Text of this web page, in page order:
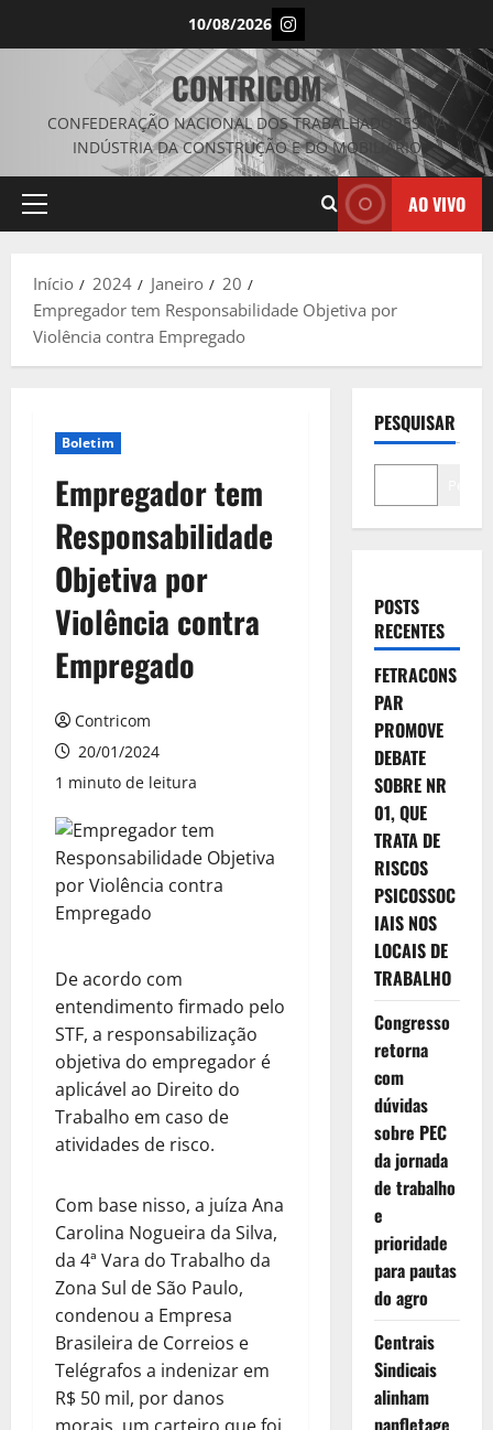
10/08/2026 Instagram
CONTRICOM
CONFEDERAÇÃO NACIONAL DOS TRABALHADORES NA
INDÚSTRIA DA CONSTRUÇÃO E DO MOBILIÁRIO
Menu
AO VIVO
Início 2024 Janeiro
20
Empregador tem Responsabilidade Objetiva por
Violência contra Empregado
Boletim
Empregador tem
Responsabilidade
Objetiva por
Violência contra
Empregado
Contricom
20/01/2024
1 minuto de leitura
De acordo com
entendimento firmado pelo
STF, a responsabilização
objetiva do empregador é
aplicável ao Direito do
Trabalho em caso de
atividades de risco.
Com base nisso, a juíza Ana
Carolina Nogueira da Silva,
da 4ª Vara do Trabalho da
Zona Sul de São Paulo,
condenou a Empresa
Brasileira de Correios e
Telégrafos a indenizar em
R$ 50 mil, por danos
PESQUISAR
POSTS
RECENTES
FETRACONS
PAR
PROMOVE
DEBATE
SOBRE NR
01, QUE
TRATA DE
RISCOS
PSICOSSOC
IAIS NOS
LOCAIS DE
TRABALHO
Congresso
retorna
com
dúvidas
sobre PEC
da jornada
de trabalho
e
prioridade
para pautas
do agro
Centrais
Sindicais
alinham
panfletage